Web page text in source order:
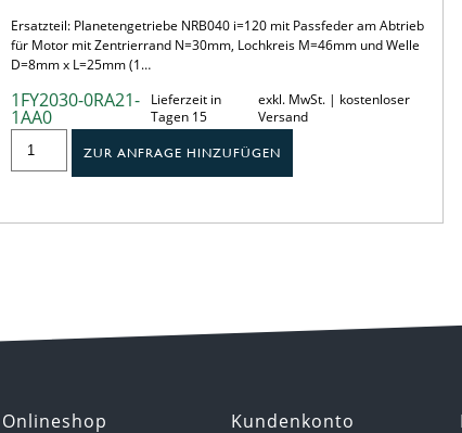
Ersatzteil: Planetengetriebe NRB040 i=120 mit Passfeder am Abtrieb
für Motor mit Zentrierrand N=30mm, Lochkreis M=46mm und Welle
D=8mm x L=25mm (1…
1FY2030-0RA21-
1AA0
Lieferzeit in
Tagen 15
exkl. MwSt. | kostenloser
Versand
ZUR ANFRAGE HINZUFÜGEN
Onlineshop Kundenkonto